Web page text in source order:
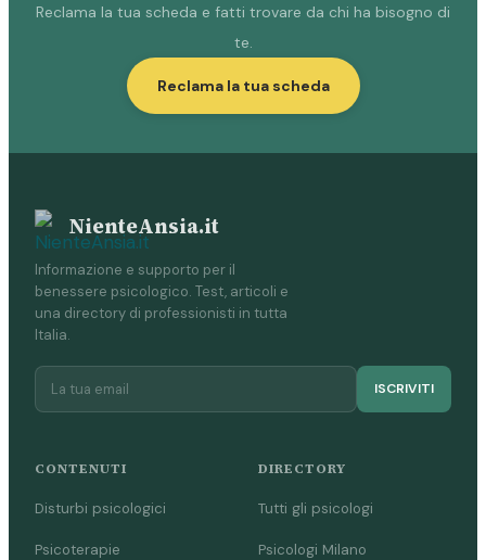
Reclama la tua scheda e fatti trovare da chi ha bisogno di
te.
Reclama la tua scheda
NienteAnsia.it
Informazione e supporto per il
benessere psicologico. Test, articoli e
una directory di professionisti in tutta
Italia.
ISCRIVITI
CONTENUTI
Disturbi psicologici
Psicoterapie
DIRECTORY
Tutti gli psicologi
Psicologi Milano